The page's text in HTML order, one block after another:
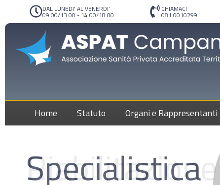
DAL LUNEDI' AL VENERDI'
09:00/13:00 - 14:00/18:00
CHIAMACI
081.0010299
Home Statuto Organi e Rappresentanti